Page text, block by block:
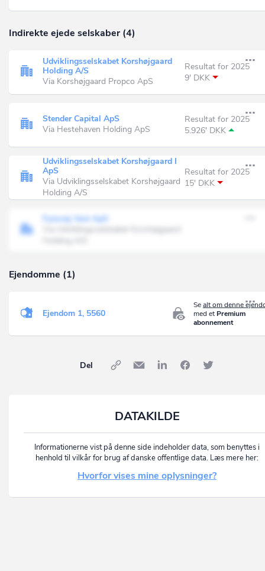
Indirekte ejede selskaber (4)
Udviklingsselskabet Korshøjgaard
Holding A/S
Via Korshøjgaard Propco ApS
Resultat for 2025
9' DKK
Stender Capital ApS
Via Hestehaven Holding ApS
Resultat for 2025
5.926' DKK
Udviklingsselskabet Korshøjgaard I
ApS
Via Udviklingsselskabet Korshøjgaard
Holding A/S
Resultat for 2025
15' DKK
Fynsvej Vest ApS
Via Udviklingsselskabet Korshøjgaard
Ejendomme (1)
Sealt om denne
med et Premium
abonnement
Ejendom 1, 5560
Del
DATAKILDE
Informationerne vist på denne side indeholder data, som benyttes i
henhold til vilkår for brug af danske offentlige data. Læs mere her:
Hvorfor vises mine oplysninger?